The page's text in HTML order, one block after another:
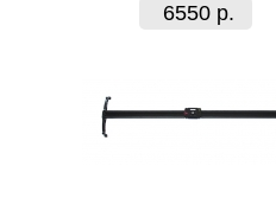
6550 р.